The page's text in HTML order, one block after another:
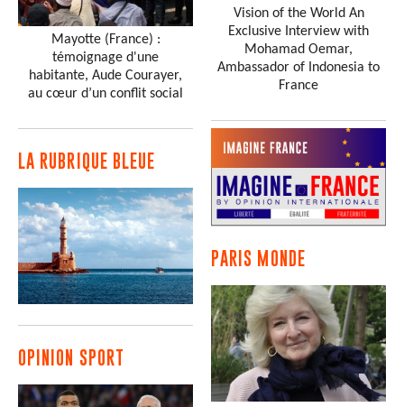
Mayotte (France) :
témoignage d'une
habitante, Aude Courayer,
au cœur d’un conflit social
LA RUBRIQUE BLEUE
OPINION SPORT
Vision of the World An
Exclusive Interview with
Mohamad Oemar,
Ambassador of Indonesia to
France
PARIS MONDE